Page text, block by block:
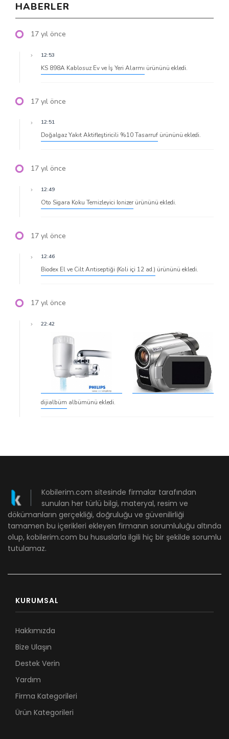
HABERLER
17 yıl önce
12:53
KS 898A Kablosuz Ev ve İş Yeri Alarmı ürününü ekledi.
17 yıl önce
12:51
Doğalgaz Yakıt Aktifleştiricili %10 Tasarruf ürününü ekledi.
17 yıl önce
12:49
Oto Sigara Koku Temizleyici Ionizer ürününü ekledi.
17 yıl önce
12:46
Biodex El ve Cilt Antiseptiği (Koli içi 12 ad.) ürününü ekledi.
17 yıl önce
22:42
dijialbüm albümünü ekledi.
Kobilerim.com sitesinde firmalar tarafından
sunulan her türlü bilgi, materyal, resim ve
dökümanların gerçekliği, doğruluğu ve güvenilirliği
tamamen bu içerikleri ekleyen firmanın sorumluluğu altında
olup, kobilerim.com bu hususlarla ilgili hiç bir şekilde sorumlu
tutulamaz.
KURUMSAL
Hakkımızda
Bize Ulaşın
Destek Verin
Yardım
Firma Kategorileri
Ürün Kategorileri